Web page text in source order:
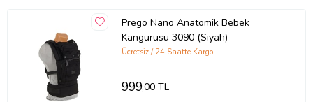
Prego Nano Anatomik Bebek
Kangurusu 3090 (Siyah)
Ücretsiz / 24 Saatte Kargo
999,00 TL